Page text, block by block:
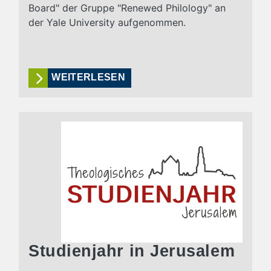
Board" der Gruppe "Renewed Philology" an
der Yale University aufgenommen.
WEITERLESEN
Studienjahr in Jerusalem